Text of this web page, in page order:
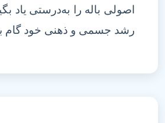
اصولی باله را به‌درستی یاد
رشد جسمی و ذهنی خود گام